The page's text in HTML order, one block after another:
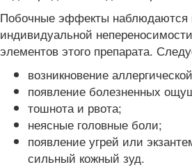
Побочные эффекты наблюдаются
индивидуальной
элементов этого препарата.
возникновение
появление болезненных
тошнота и рвота;
неясные головные боли;
появление угрей или
сильный кожный зуд.